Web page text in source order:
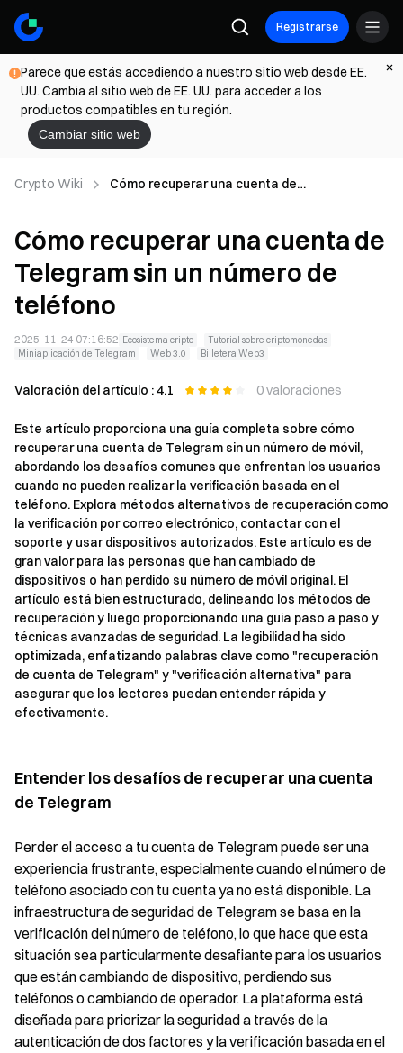
Registrarse
Parece que estás accediendo a nuestro sitio web desde EE.
UU. Cambia al sitio web de EE. UU. para acceder a los
productos compatibles en tu región.
Cambiar sitio web
Crypto Wiki
Cómo recuperar una cuenta de
Cómo recuperar una cuenta de
Telegram sin un número de
teléfono
2025-11-24 07:16:52 Ecosistema cripto
Tutorial sobre criptomonedas
Miniaplicación de Telegram
Web 3.0 Billetera Web3
Valoración del artículo : 4.1 0 valoraciones
Este artículo proporciona una guía completa sobre cómo
recuperar una cuenta de Telegram sin un número de móvil,
abordando los desafíos comunes que enfrentan los usuarios
cuando no pueden realizar la verificación basada en el
teléfono. Explora métodos alternativos de recuperación como
la verificación por correo electrónico, contactar con el
soporte y usar dispositivos autorizados. Este artículo es de
gran valor para las personas que han cambiado de
dispositivos o han perdido su número de móvil original. El
artículo está bien estructurado, delineando los métodos de
recuperación y luego proporcionando una guía paso a paso y
técnicas avanzadas de seguridad. La legibilidad ha sido
optimizada, enfatizando palabras clave como "recuperación
de cuenta de Telegram" y "verificación alternativa" para
asegurar que los lectores puedan entender rápida y
efectivamente.
Entender los desafíos de recuperar una cuenta
de Telegram
Perder el acceso a tu cuenta de Telegram puede ser una
experiencia frustrante, especialmente cuando el número de
teléfono asociado con tu cuenta ya no está disponible. La
infraestructura de seguridad de Telegram se basa en la
verificación del número de teléfono, lo que hace que esta
situación sea particularmente desafiante para los usuarios
que están cambiando de dispositivo, perdiendo sus
teléfonos o cambiando de operador. La plataforma está
diseñada para priorizar la seguridad a través de la
autenticación de dos factores y la verificación basada en el